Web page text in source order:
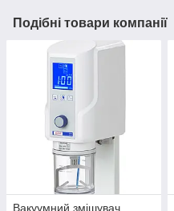
Подібні товари компанії
Вакуумний змішувач